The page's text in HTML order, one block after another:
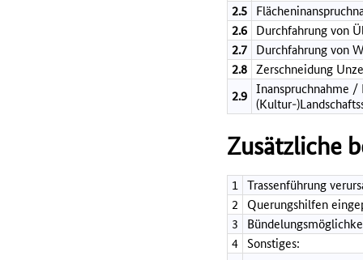
2.5
2.6
Durchfahrung von
2.7
Durchfahrung von
2.8 Zerschneidung
2.9 Inanspruchnahme /
(Kultur-
Zusätzliche
1 Trassenführung
2
Querungshilfen
3
4 Sonstiges: